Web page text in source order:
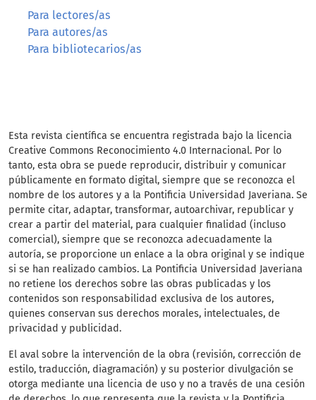
Para lectores/as
Para autores/as
Para bibliotecarios/as
Esta revista científica se encuentra registrada bajo la licencia
Creative Commons Reconocimiento 4.0 Internacional. Por lo
tanto, esta obra se puede reproducir, distribuir y comunicar
públicamente en formato digital, siempre que se reconozca el
nombre de los autores y a la Pontificia Universidad Javeriana. Se
permite citar, adaptar, transformar, autoarchivar, republicar y
crear a partir del material, para cualquier finalidad (incluso
comercial), siempre que se reconozca adecuadamente la
autoría, se proporcione un enlace a la obra original y se indique
si se han realizado cambios. La Pontificia Universidad Javeriana
no retiene los derechos sobre las obras publicadas y los
contenidos son responsabilidad exclusiva de los autores,
quienes conservan sus derechos morales, intelectuales, de
privacidad y publicidad.
El aval sobre la intervención de la obra (revisión, corrección de
estilo, traducción, diagramación) y su posterior divulgación se
otorga mediante una licencia de uso y no a través de una cesión